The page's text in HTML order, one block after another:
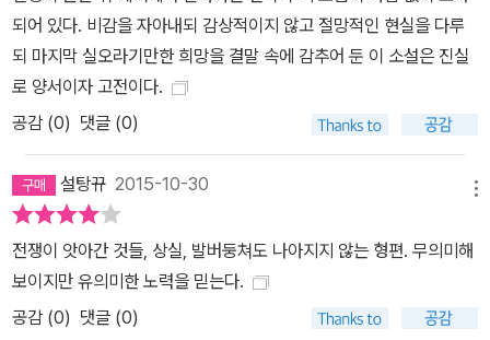
품들, 그리고 인류 공동의 문화유산으로 자리매김해야 할 한국의 고
전 문학 까지를 망라한다. 더 넓은 스펙트럼, 충실하고 참신한 번역 소
설 문학에 국한하지 않는 넓은 문학의 스펙트럼은 시, 기행, 기록문학,
그리고 지성사의 분수령이 된 주요 인문학 저작까지 아우른다. 원전
고 상세한 작품 해설과 작가 연보를 더하여 작품과 작가에 입체적으
로 접근할 수 있게 했다. 품격과 편의, 작품의 개성을 그대로 드러낸
꿰매어 낱장이 떨어지지 않는 정통 사철 방식, 가벼우면서도 견고한
재질을 선택한 양장 제책으로 품격과 편의성 모두를 취했다. 작품들
의 개성을 중시하여 저마다 고유한 얼굴을 갖도록 일일이 따로 디자
되어 있다. 비감을 자아내되 감상적이지 않고 절망적인 현실을 다루
되 마지막 실오라기만한 희망을 결말 속에 감추어 둔 이 소설은 진실
로 양서이자 고전이다.
공감 (0) 댓글 (0)
설탕뀨 2015-10-30
전쟁이 앗아간 것들, 상실, 발버둥쳐도 나아지지 않는 형편. 무의미해
보이지만 유의미한 노력을 믿는다.
공감 (0) 댓글 (0)